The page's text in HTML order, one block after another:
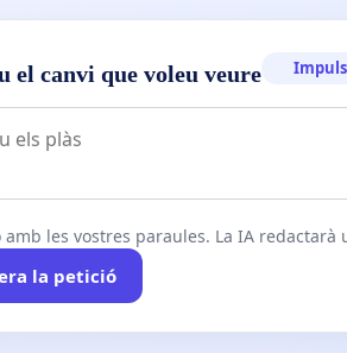
el canvi que voleu veure
amb les vostres paraules. La IA
la petició